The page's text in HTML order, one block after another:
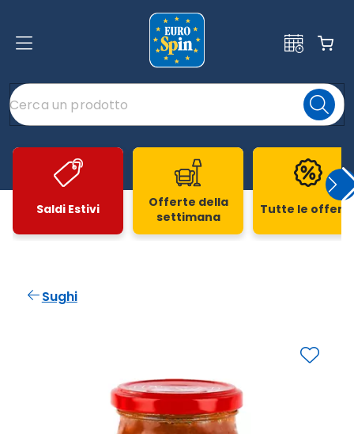
Saldi Estivi
Offerte della
settimana
Tutte le
Sughi